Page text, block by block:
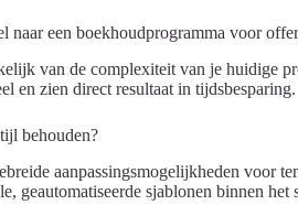
naar een boekhoudprogramma voor
van de complexiteit van je huidige
en zien direct resultaat in tijdsbesparing.
behouden?
aanpassingsmogelijkheden
geautomatiseerde sjablonen binnen het